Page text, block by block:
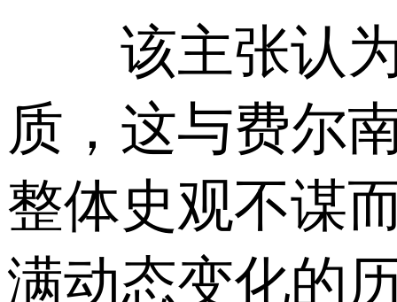
该主张认为
质，这与费尔
整体史观不谋
满动态变化的